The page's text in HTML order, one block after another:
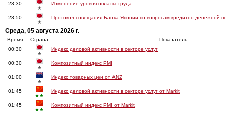
23:30
★
Изменение уровня оплаты труда
23:50
★
Протокол совещания Банка Японии по вопросам кредитно-денежной
Среда, 05 августа 2026 г.
Время Страна
Показатель
00:30
★
Индекс деловой активности в секторе услуг
00:30
★
Композитный индекс PMI
01:00
★
Индекс товарных цен от ANZ
01:45
★★
Индекс деловой активности в секторе услуг от Markit
01:45
★★
Композитный индекс PMI от Markit